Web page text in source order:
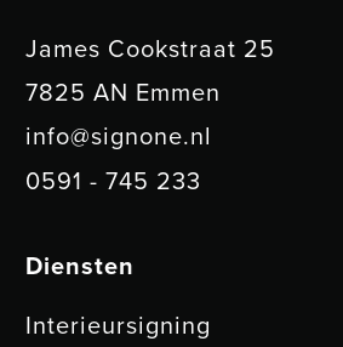
James Cookstraat 25
7825 AN Emmen
info@signone.nl
0591 - 745 233
Diensten
Interieursigning